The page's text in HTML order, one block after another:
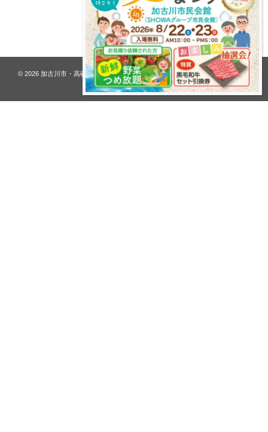
プライバシーポリシー
© 2026 加古川市・高砂市 夢リフォーム ウオハシ – 創業128年の老舗. All rights
reserved.